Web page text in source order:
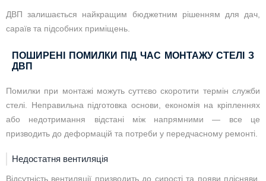
ДВП залишається найкращим бюджетним рішенням для дач,
сараїв та підсобних приміщень.
ПОШИРЕНІ ПОМИЛКИ ПІД ЧАС МОНТАЖУ СТЕЛІ З
ДВП
Помилки при монтажі можуть суттєво скоротити термін служби
стелі. Неправильна підготовка основи, економія на кріпленнях
або недотримання відстані між напрямними — все це
призводить до деформацій та потреби у передчасному ремонті.
Недостатня вентиляція
Відсутність вентиляції призводить до сирості та появи плісняви.